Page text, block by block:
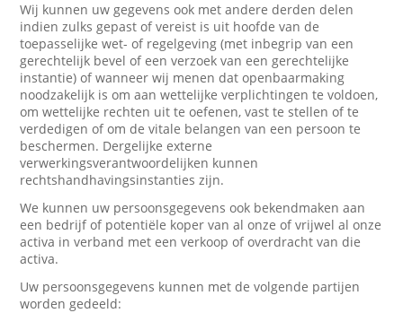
Wij kunnen uw gegevens ook met andere derden delen
indien zulks gepast of vereist is uit hoofde van de
toepasselijke wet- of regelgeving (met inbegrip van een
gerechtelijk bevel of een verzoek van een gerechtelijke
instantie) of wanneer wij menen dat openbaarmaking
noodzakelijk is om aan wettelijke verplichtingen te voldoen,
om wettelijke rechten uit te oefenen, vast te stellen of te
verdedigen of om de vitale belangen van een persoon te
beschermen. Dergelijke externe
verwerkingsverantwoordelijken kunnen
rechtshandhavingsinstanties zijn.
We kunnen uw persoonsgegevens ook bekendmaken aan
een bedrijf of potentiële koper van al onze of vrijwel al onze
activa in verband met een verkoop of overdracht van die
activa.
Uw persoonsgegevens kunnen met de volgende partijen
worden gedeeld: